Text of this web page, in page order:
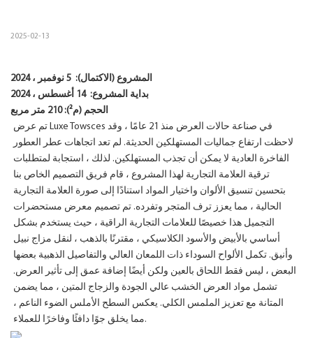
2025-02-13
المشروع (الاكتمال):
بداية المشروع: 14 أغسطس ، 2024
الحجم (م²): 210 متر مربع
تم عرض Luxe Towsces في صناعة حالات العرض منذ 21 عامًا ، وقد
لاحظت ارتفاع جماليات المستهلكين الحديثة. لم تعد اتجاهات عطر العطور
الفاخرة العادية لا يمكن أن تجذب المستهلكين. لذلك ، استجابة لمتطلبات
ترقية العلامة التجارية لهذا المشروع ، قام فريق التصميم الخاص بنا
بتحسين تنسيق الألوان واختيار المواد استنادًا إلى صورة العلامة التجارية
الحالية ، مما يعزز ترف المتجر وتفرده. تم تصميم معرض مستحضرات
التجميل هذا خصيصًا للعلامات التجارية الراقية ، حيث يستخدم بشكل
أساسي بالأبيض والأسود الكلاسيكي ، مقترنًا بالذهب ، لنقل مزاج نبيل
وأنيق. تكمل الألواح السوداء ذات اللمعان العالي والتفاصيل الذهبية بعضها
البعض ، ليس فقط اللحاق بالعين ولكن أيضًا إضافة عمق إلى تأثير العرض.
تشمل مواد العرض الخشب عالي الجودة والزجاج المتين ، مما يضمن
المتانة مع تعزيز الملمس الكلي. يعكس السطح الأملس الضوء الناعم ،
مما يخلق جوًا دافئًا وفاخرًا للعملاء.